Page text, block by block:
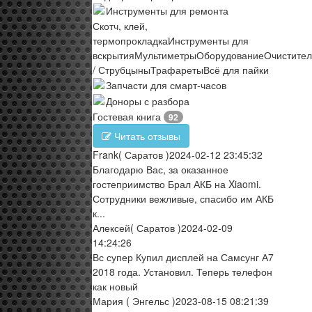
Инструменты для ремонта
Скотч, клей,
термопрокладкаИнструменты для
вскрытияМультиметрыОборудование
/ СтрубцыныТрафаретыВсё для пайки
Запчасти для смарт-часов
Доноры с разбора
Гостевая книга
92
Читать отзывы
Frank( Саратов )2024-02-12 23:45:32
Благодарю Вас, за оказанное
гостеприимство Брал АКБ на Xiaomi.
Сотрудники вежливые, спасибо им АКБ
к...
Алексей( Саратов )2024-02-09
14:24:26
Вс супер Купил дисплей на Самсунг А7
2018 года. Установил. Теперь телефон
как новый
Мария ( Энгельс )2023-08-15 08:21:39